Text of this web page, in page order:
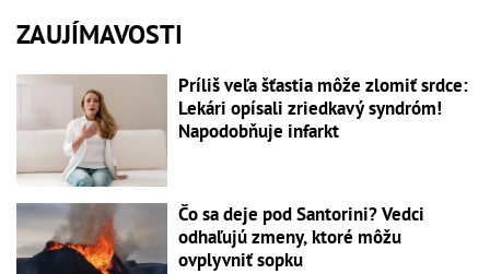
ZAUJÍMAVOSTI
Príliš veľa šťastia môže zlomiť srdce:
Lekári opísali zriedkavý syndróm!
Napodobňuje infarkt
Čo sa deje pod Santorini? Vedci
odhaľujú zmeny, ktoré môžu
ovplyvniť sopku